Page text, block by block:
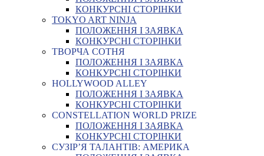
КОНКУРСНІ СТОРІНКИ
TOKYO ART NINJA
ПОЛОЖЕННЯ І ЗАЯВКА
КОНКУРСНІ СТОРІНКИ
ТВОРЧА СОТНЯ
ПОЛОЖЕННЯ І ЗАЯВКА
КОНКУРСНІ СТОРІНКИ
HOLLYWOOD ALLEY
ПОЛОЖЕННЯ І ЗАЯВКА
КОНКУРСНІ СТОРІНКИ
CONSTELLATION WORLD PRIZE
ПОЛОЖЕННЯ І ЗАЯВКА
КОНКУРСНІ СТОРІНКИ
СУЗІР’Я ТАЛАНТІВ: АМЕРИКА